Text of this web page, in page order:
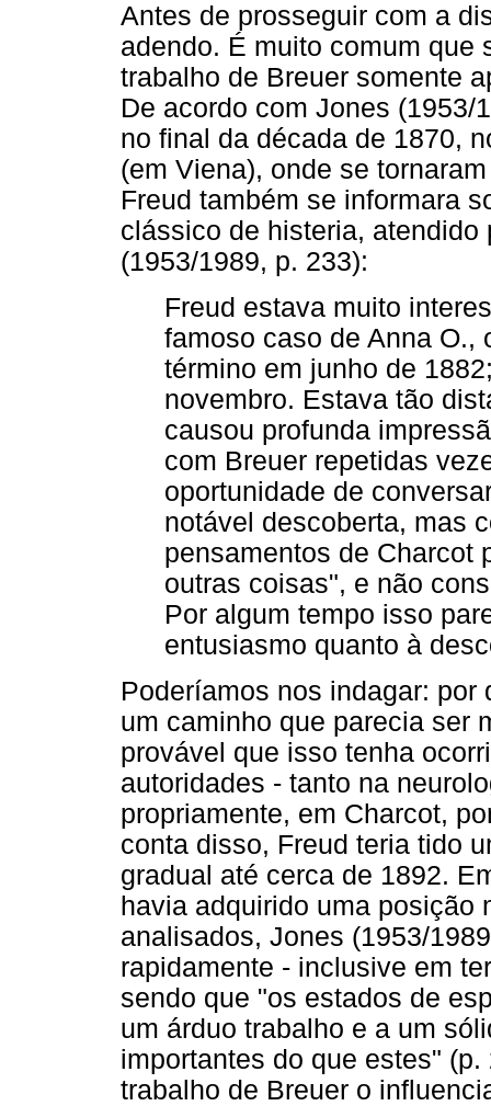
Antes de prosseguir com a
adendo. É muito comum que
trabalho de Breuer somente
De acordo com Jones (1953/
no final da década de 1870,
(em Viena), onde se
Freud também se informara
clássico de histeria,
(1953/1989, p. 233):
Freud estava muito
famoso caso de Anna O.,
término em junho de
novembro. Estava tão
causou profunda
com Breuer repetidas
oportunidade de
notável descoberta, mas
pensamentos de Charcot
outras coisas", e não
Por algum tempo isso
entusiasmo quanto à
Poderíamos nos indagar:
um caminho que parecia ser
provável que isso tenha
autoridades - tanto na
propriamente, em Charcot,
conta disso, Freud teria tido
gradual até cerca de 1892.
havia adquirido uma posição
analisados, Jones (1953/
rapidamente - inclusive em
sendo que "os estados de
um árduo trabalho e a um
importantes do que estes"
trabalho de Breuer o